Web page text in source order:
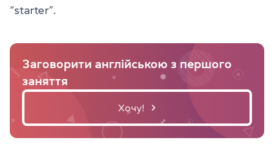
“starter”.
Заговорити англійською з першого
заняття
Хочу!